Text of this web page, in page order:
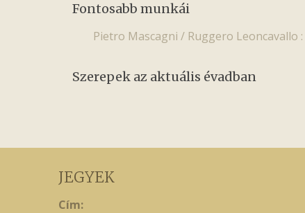
Fontosabb munkái
Pietro Mascagni / Ruggero Leoncavallo :
Szerepek az aktuális évadban
JEGYEK
Cím: